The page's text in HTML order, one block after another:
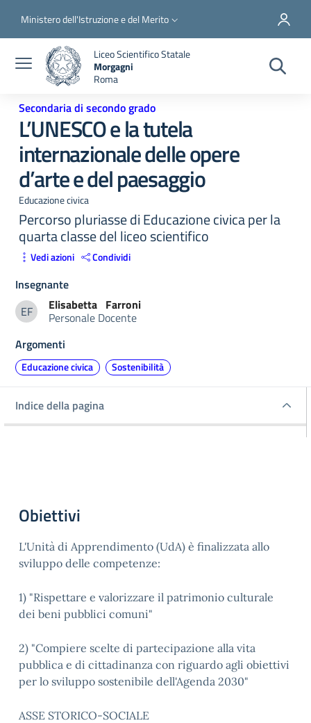
Slim top
Ministero dell'Istruzione e del Merito
Liceo Scientifico Statale
Morgagni
Roma
Secondaria di secondo grado
L’UNESCO e la tutela
internazionale delle opere
d’arte e del paesaggio
Educazione civica
Percorso pluriasse di Educazione civica per la
quarta classe del liceo scientifico
Vedi azioni Condividi
Insegnante
EF
Elisabetta Farroni
Elisabetta Farroni
Personale Docente
Argomenti
Educazione civica Sostenibilità
Indice della pagina
Obiettivi
L'Unità di Apprendimento (UdA) è finalizzata allo
sviluppo delle competenze:
1) "Rispettare e valorizzare il patrimonio culturale
dei beni pubblici comuni"
2) "Compiere scelte di partecipazione alla vita
pubblica e di cittadinanza con riguardo agli obiettivi
per lo sviluppo sostenibile dell'Agenda 2030"
ASSE STORICO-SOCIALE